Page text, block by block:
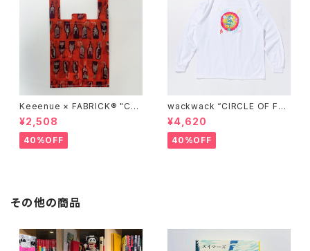
Keeenue × FABRICK®︎ "CO
MPACT SHOPPING BAG" st
acks Exclusive model
¥2,508
40%OFF
wackwack “CIRCLE OF FRI
ENDS” L/S TEE
¥4,620
40%OFF
その他の商品